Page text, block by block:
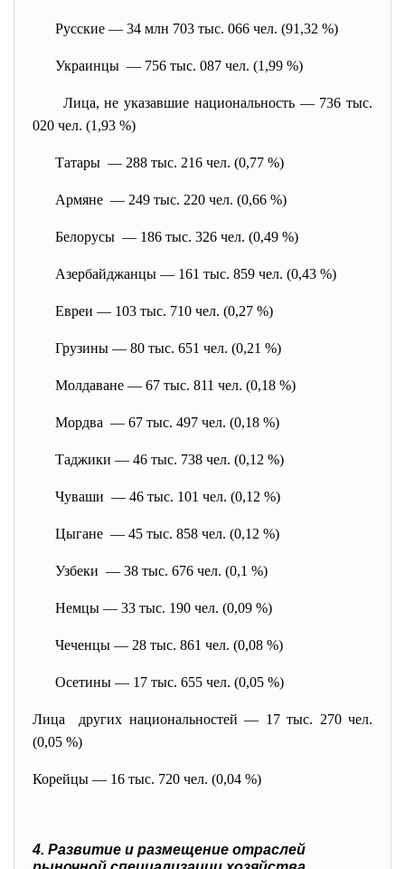
Русские — 34 млн 703 тыс. 066 чел. (91,32 %)
Украинцы — 756 тыс. 087 чел. (1,99 %)
Лица, не указавшие национальность — 736 тыс.
020 чел. (1,93 %)
Татары — 288 тыс. 216 чел. (0,77 %)
Армяне — 249 тыс. 220 чел. (0,66 %)
Белорусы — 186 тыс. 326 чел. (0,49 %)
Азербайджанцы — 161 тыс. 859 чел. (0,43 %)
Евреи — 103 тыс. 710 чел. (0,27 %)
Грузины — 80 тыс. 651 чел. (0,21 %)
Молдаване — 67 тыс. 811 чел. (0,18 %)
Мордва — 67 тыс. 497 чел. (0,18 %)
Таджики — 46 тыс. 738 чел. (0,12 %)
Чуваши — 46 тыс. 101 чел. (0,12 %)
Цыгане — 45 тыс. 858 чел. (0,12 %)
Узбеки — 38 тыс. 676 чел. (0,1 %)
Немцы — 33 тыс. 190 чел. (0,09 %)
Чеченцы — 28 тыс. 861 чел. (0,08 %)
Осетины — 17 тыс. 655 чел. (0,05 %)
Лица других национальностей — 17 тыс. 270 чел.
(0,05 %)
Корейцы — 16 тыс. 720 чел. (0,04 %)
4. Развитие и размещение отраслей